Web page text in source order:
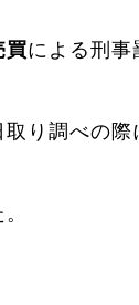
買による刑事
り調べの際